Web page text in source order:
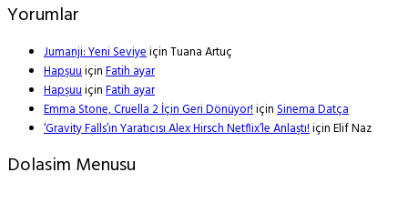
Yorumlar
Jumanji: Yeni SeviyeiçinTuana Artuç
HapşuuiçinFatih ayar
HapşuuiçinFatih ayar
Emma Stone, Cruella 2 İçin Geri Dönüyor!içinSinema Datça
‘Gravity Falls’ın Yaratıcısı Alex Hirsch Netflix’le Anlaştı!içinElif Naz
Dolasim Menusu